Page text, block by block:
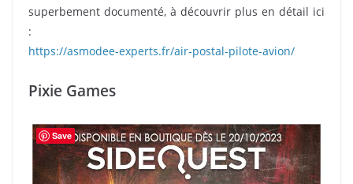
superbement documenté, à découvrir plus en détail ici
:
https://asmodee-experts.fr/air-postal-pilote-avion/
Pixie Games
Save